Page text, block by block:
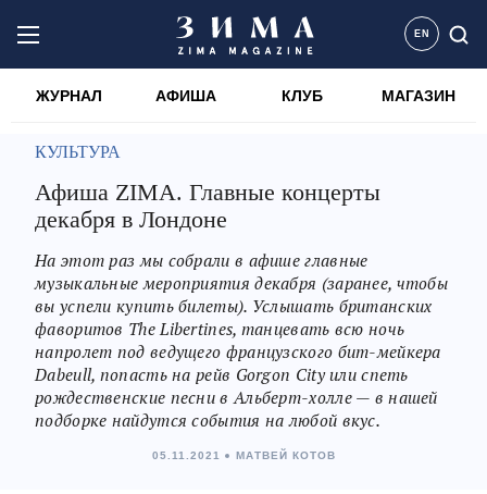
EN
ЖУРНАЛ АФИША КЛУБ МАГАЗИН
КУЛЬТУРА
Афиша ZIMA. Главные концерты
декабря в Лондоне
На этот раз мы собрали в афише главные
музыкальные мероприятия декабря (заранее, чтобы
вы успели купить билеты). Услышать британских
фаворитов The Libertines, танцевать всю ночь
напролет под ведущего французского бит-мейкера
Dabeull, попасть на рейв Gorgon City или спеть
рождественские песни в Альберт-холле — в нашей
подборке найдутся события на любой вкус.
05.11.2021 МАТВЕЙ КОТОВ